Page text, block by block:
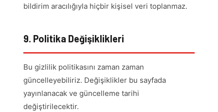
bildirim aracılığıyla hiçbir kişisel veri toplanmaz.
9. Politika Değişiklikleri
Bu gizlilik politikasını zaman zaman
güncelleyebiliriz. Değişiklikler bu sayfada
yayınlanacak ve güncelleme tarihi
değiştirilecektir.